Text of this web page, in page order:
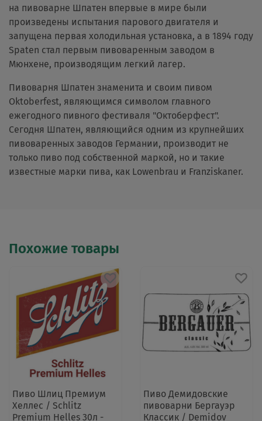
на пивоварне Шпатен впервые в мире были
произведены испытания парового двигателя и
запущена первая холодильная установка, а в 1894 году
Spaten стал первым пивоваренным заводом в
Мюнхене, производящим легкий лагер.
Пивоварня Шпатен знаменита и своим пивом
Oktoberfest, являющимся символом главного
ежегодного пивного фестиваля "Октоберфест".
Сегодня Шпатен, являющийся одним из крупнейших
пивоваренных заводов Германии, производит не
только пиво под собственной маркой, но и такие
известные марки пива, как Lowenbrau и Franziskaner.
Похожие товары
Пиво Шлиц Премиум
Хеллес / Schlitz
Premium Helles 30л -
Пиво Демидовские
пивоварни Бергауэр
Классик / Demidov